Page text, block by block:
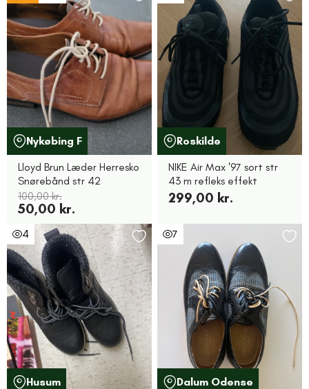
Nykøbing F
Lloyd Brun Læder Herresko
Snørebånd str 42
100,00 kr.
50,00 kr.
Roskilde
NIKE Air Max '97 sort str
43 m refleks effekt
299,00 kr.
4
Husum
7
Dalum Odense